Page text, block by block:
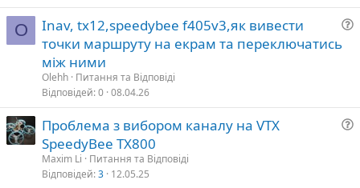
O
н
я
Inav, tx12,speedybee f405v3,як вивести
точки маршруту на екрам та переключатись
між ними
Olehh Питання та Відповіді
Відповідей 0 08.04.26
Проблема з вибором каналу на VTX
SpeedyBee TX800
Мaxim Li
Питання та Відповіді
Відповідей 3 12.05.25